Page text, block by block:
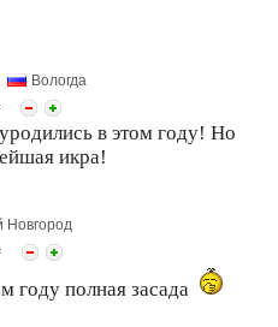
Вологда
в этом году! Но
икра!
Новгород
году полная засада